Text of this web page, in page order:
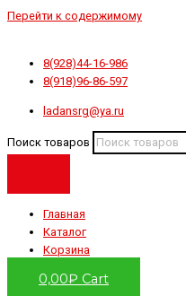
Перейти к содержимому
8(928)44-16-986
8(918)96-86-597
ladansrg@ya.ru
Поиск товаров
Главная
Каталог
Корзина
0,00₽ Cart